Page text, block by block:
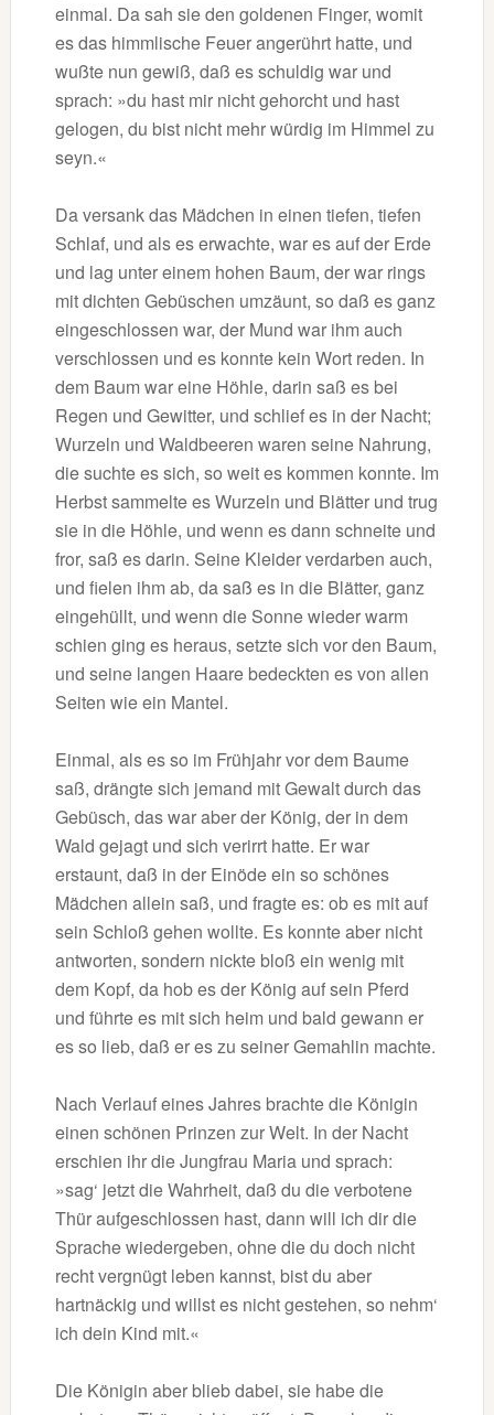
einmal. Da sah sie den goldenen Finger, womit
es das himmlische Feuer angerührt hatte, und
wußte nun gewiß, daß es schuldig war und
sprach: »du hast mir nicht gehorcht und hast
gelogen, du bist nicht mehr würdig im Himmel zu
seyn.«
Da versank das Mädchen in einen tiefen, tiefen
Schlaf, und als es erwachte, war es auf der Erde
und lag unter einem hohen Baum, der war rings
mit dichten Gebüschen umzäunt, so daß es ganz
eingeschlossen war, der Mund war ihm auch
verschlossen und es konnte kein Wort reden. In
dem Baum war eine Höhle, darin saß es bei
Regen und Gewitter, und schlief es in der Nacht;
Wurzeln und Waldbeeren waren seine Nahrung,
die suchte es sich, so weit es kommen konnte. Im
Herbst sammelte es Wurzeln und Blätter und trug
sie in die Höhle, und wenn es dann schneite und
fror, saß es darin. Seine Kleider verdarben auch,
und fielen ihm ab, da saß es in die Blätter, ganz
eingehüllt, und wenn die Sonne wieder warm
schien ging es heraus, setzte sich vor den Baum,
und seine langen Haare bedeckten es von allen
Seiten wie ein Mantel.
Einmal, als es so im Frühjahr vor dem Baume
saß, drängte sich jemand mit Gewalt durch das
Gebüsch, das war aber der König, der in dem
Wald gejagt und sich verirrt hatte. Er war
erstaunt, daß in der Einöde ein so schönes
Mädchen allein saß, und fragte es: ob es mit auf
sein Schloß gehen wollte. Es konnte aber nicht
antworten, sondern nickte bloß ein wenig mit
dem Kopf, da hob es der König auf sein Pferd
und führte es mit sich heim und bald gewann er
es so lieb, daß er es zu seiner Gemahlin machte.
Nach Verlauf eines Jahres brachte die Königin
einen schönen Prinzen zur Welt. In der Nacht
erschien ihr die Jungfrau Maria und sprach:
»sag‘ jetzt die Wahrheit, daß du die verbotene
Thür aufgeschlossen hast, dann will ich dir die
Sprache wiedergeben, ohne die du doch nicht
recht vergnügt leben kannst, bist du aber
hartnäckig und willst es nicht gestehen, so nehm‘
ich dein Kind mit.«
Die Königin aber blieb dabei, sie habe die